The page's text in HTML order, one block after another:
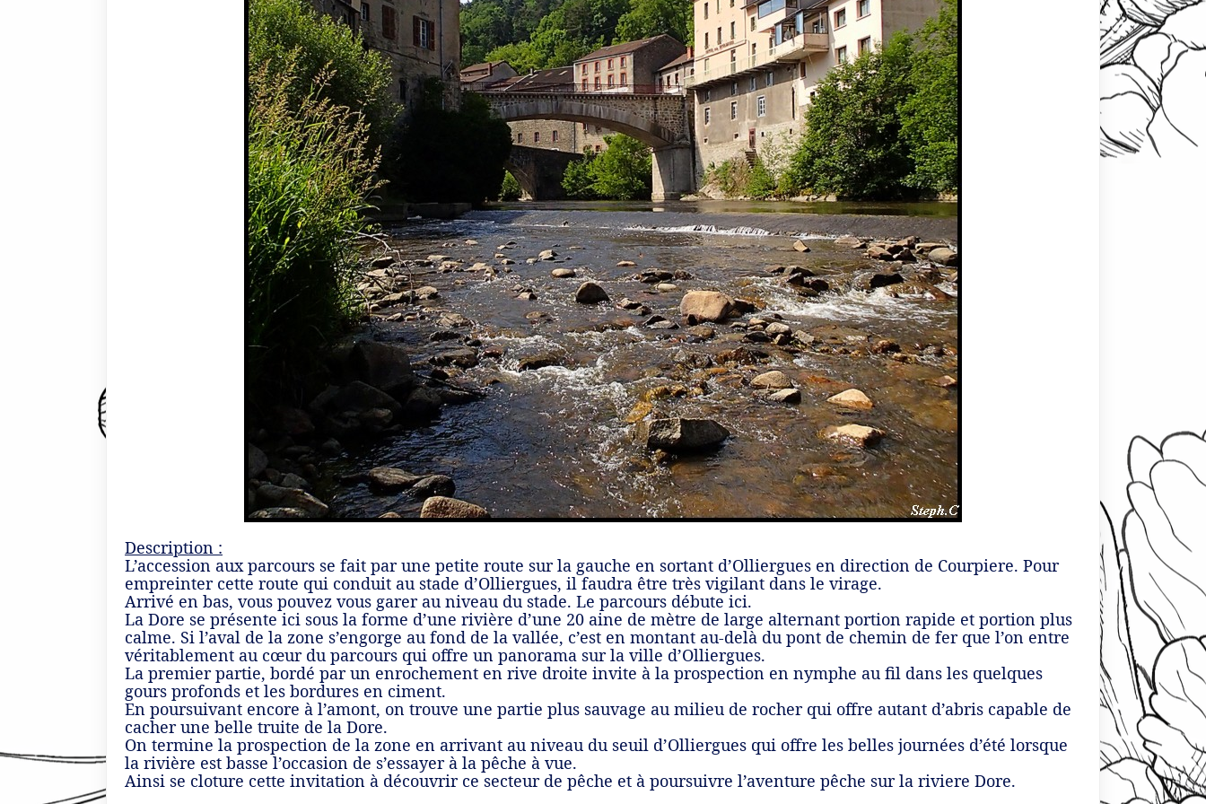
Description :
L’accession aux parcours se fait par une petite route sur la gauche en sortant d’Olliergues en direction de Courpiere. Pour
empreinter cette route qui conduit au stade d’Olliergues, il faudra être très vigilant dans le virage.
Arrivé en bas, vous pouvez vous garer au niveau du stade. Le parcours débute ici.
La Dore se présente ici sous la forme d’une rivière d’une 20 aine de mètre de large alternant portion rapide et portion plus
calme. Si l’aval de la zone s’engorge au fond de la vallée, c’est en montant au-delà du pont de chemin de fer que l’on entre
véritablement au cœur du parcours qui offre un panorama sur la ville d’Olliergues.
La premier partie, bordé par un enrochement en rive droite invite à la prospection en nymphe au fil dans les quelques
gours profonds et les bordures en ciment.
En poursuivant encore à l’amont, on trouve une partie plus sauvage au milieu de rocher qui offre autant d’abris capable de
cacher une belle truite de la Dore.
On termine la prospection de la zone en arrivant au niveau du seuil d’Olliergues qui offre les belles journées d’été lorsque
la rivière est basse l’occasion de s’essayer à la pêche à vue.
Ainsi se cloture cette invitation à découvrir ce secteur de pêche et à poursuivre l’aventure pêche sur la riviere Dore.